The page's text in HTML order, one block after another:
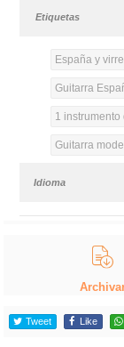
Etiquetas
España y
Guitarra
1
Guitarra
Idioma
Tweet Like